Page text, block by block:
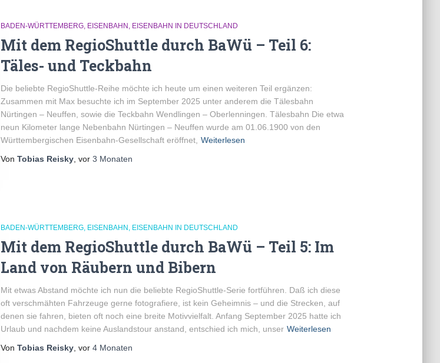
BADEN-WÜRTTEMBERG EISENBAHN EISENBAHN IN DEUTSCHLAND
Mit dem RegioShuttle durch BaWü – Teil 6:
Täles- und Teckbahn
Die beliebte RegioShuttle-Reihe möchte ich heute um einen weiteren Teil ergänzen:
Zusammen mit Max besuchte ich im September 2025 unter anderem die Tälesbahn
Nürtingen – Neuffen, sowie die Teckbahn Wendlingen – Oberlenningen. Tälesbahn Die etwa
neun Kilometer lange Nebenbahn Nürtingen – Neuffen wurde am 01.06.1900 von den
Württembergischen Eisenbahn-Gesellschaft eröffnet, Weiterlesen
Von Tobias Reisky, vor 3 Monaten
BADEN-WÜRTTEMBERG EISENBAHN EISENBAHN IN DEUTSCHLAND
Mit dem RegioShuttle durch BaWü – Teil 5: Im
Land von Räubern und Bibern
Mit etwas Abstand möchte ich nun die beliebte RegioShuttle-Serie fortführen. Daß ich diese
oft verschmähten Fahrzeuge gerne fotografiere, ist kein Geheimnis – und die Strecken, auf
denen sie fahren, bieten oft noch eine breite Motivvielfalt. Anfang September 2025 hatte ich
Urlaub und nachdem keine Auslandstour anstand, entschied ich mich, unser Weiterlesen
Von Tobias Reisky, vor 4 Monaten